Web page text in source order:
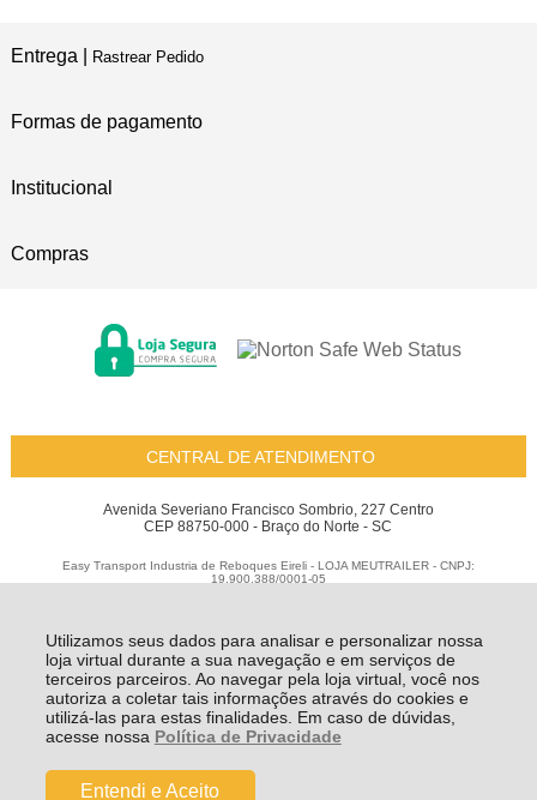
Utilizamos seus dados para analisar e personalizar nossa
loja virtual durante a sua navegação e em serviços de
terceiros parceiros. Ao navegar pela loja virtual, você nos
autoriza a coletar tais informações através do cookies e
utilizá-las para estas finalidades. Em caso de dúvidas,
acesse nossa Política de Privacidade
Entendi e Aceito
Entrega | Rastrear Pedido
Formas de pagamento
Institucional
Compras
CENTRAL DE ATENDIMENTO
Avenida Severiano Francisco Sombrio, 227 Centro
CEP 88750-000 - Braço do Norte - SC
Easy Transport Industria de Reboques Eireli - LOJA MEUTRAILER - CNPJ:
19.900.388/0001-05